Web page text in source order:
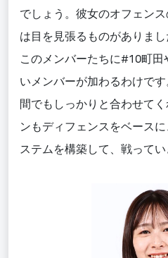
でしょう。彼女のオフェン
は目を見張るものがありまし
このメンバーたちに#10町
いメンバーが加わるわけで
間でもしっかりと合わせて
ンもディフェンスをベース
ステムを構築して、戦ってい